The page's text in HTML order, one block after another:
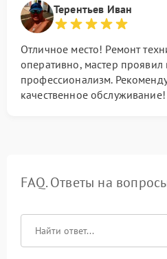
Терентьев Иван
Отличное место! Ремонт
оперативно, мастер проявил
профессионализм.
качественное обслуживание!
FAQ. Ответы на